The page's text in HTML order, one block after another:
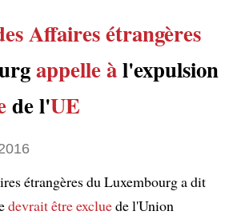
Affaires étrangères
appelle àl'expulsion
de l'UE
étrangères du Luxembourg a dit
devrait êtreexcluede l'Union